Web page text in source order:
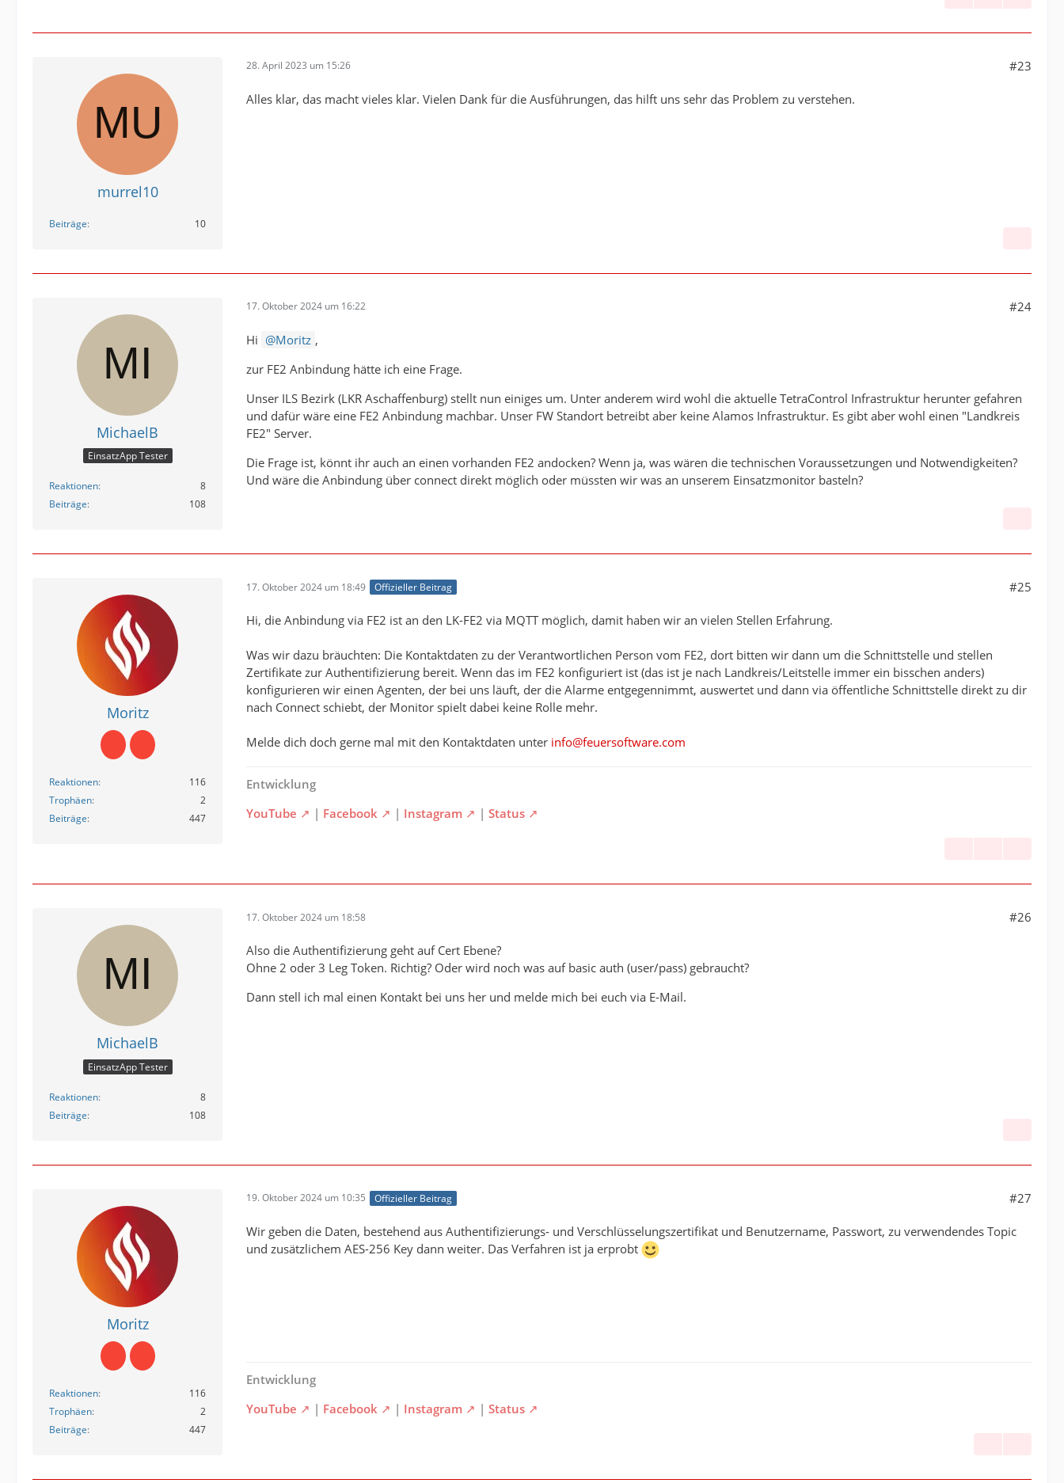
murrel10
Beiträge 10
28. April 2023 um 15:26 #23
Alles klar, das macht vieles klar. Vielen Dank für die Ausführungen, das hilft uns sehr das Problem zu verstehen.
MichaelB
EinsatzApp Tester
Reaktionen
8
Beiträge
108
17. Oktober 2024 um 16:22 #24
Hi Moritz ,
zur FE2 Anbindung hätte ich eine Frage.
Unser ILS Bezirk (LKR Aschaffenburg) stellt nun einiges um. Unter anderem wird wohl die aktuelle TetraControl Infrastruktur herunter gefahren
und dafür wäre eine FE2 Anbindung machbar. Unser FW Standort betreibt aber keine Alamos Infrastruktur. Es gibt aber wohl einen "Landkreis
FE2" Server.
Die Frage ist, könnt ihr auch an einen vorhanden FE2 andocken? Wenn ja, was wären die technischen Voraussetzungen und Notwendigkeiten?
Und wäre die Anbindung über connect direkt möglich oder müssten wir was an unserem Einsatzmonitor basteln?
Moritz
Reaktionen
116
Trophäen
2
Beiträge
447
17. Oktober 2024 um 18:49 Offizieller Beitrag #25
Hi, die Anbindung via FE2 ist an den LK-FE2 via MQTT möglich, damit haben wir an vielen Stellen Erfahrung.
Was wir dazu bräuchten: Die Kontaktdaten zu der Verantwortlichen Person vom FE2, dort bitten wir dann um die Schnittstelle und stellen
Zertifikate zur Authentifizierung bereit. Wenn das im FE2 konfiguriert ist (das ist je nach Landkreis/Leitstelle immer ein bisschen anders)
konfigurieren wir einen Agenten, der bei uns läuft, der die Alarme entgegennimmt, auswertet und dann via öffentliche Schnittstelle direkt zu dir
nach Connect schiebt, der Monitor spielt dabei keine Rolle mehr.
Melde dich doch gerne mal mit den Kontaktdaten unter info@feuersoftware.com
Entwicklung
YouTube
| Facebook | Instagram | Status
MichaelB
EinsatzApp Tester
Reaktionen
8
Beiträge
108
17. Oktober 2024 um 18:58 #26
Also die Authentifizierung geht auf Cert Ebene?
Ohne 2 oder 3 Leg Token. Richtig? Oder wird noch was auf basic auth (user/pass) gebraucht?
Dann stell ich mal einen Kontakt bei uns her und melde mich bei euch via E-Mail.
Moritz
Reaktionen
116
Trophäen
2
Beiträge
447
19. Oktober 2024 um 10:35 Offizieller Beitrag #27
Wir geben die Daten, bestehend aus Authentifizierungs- und Verschlüsselungszertifikat und Benutzername, Passwort, zu verwendendes Topic
und zusätzlichem AES-256 Key dann weiter. Das Verfahren ist ja erprobt
Entwicklung
YouTube
| Facebook | Instagram | Status